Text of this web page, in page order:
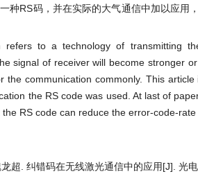
种RS码，并在实际的大气通信中加以应用
refers to a technology of transmitting
signal of receiver will become stronger
communication commonly. This
the RS code was used. At last of
RS code can reduce the error-code-rate
超. 纠错码在无线激光通信中的应用[J]. 光